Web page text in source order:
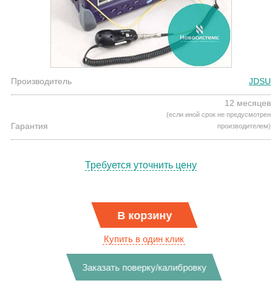
Производитель JDSU
Гарантия
12 месяцев
(если иной срок не предусмотрен
производителем)
Требуется уточнить цену
В корзину
Купить в один клик
Заказать поверку/калибровку